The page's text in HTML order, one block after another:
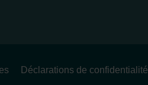
Déclarations de confidentialité